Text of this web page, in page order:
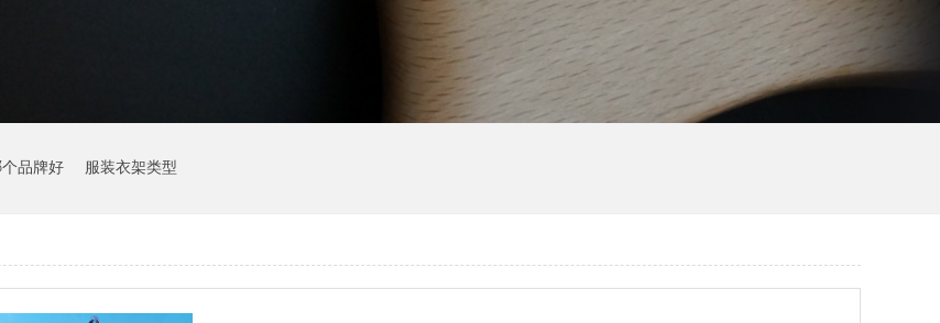
品牌好 服装衣架类型